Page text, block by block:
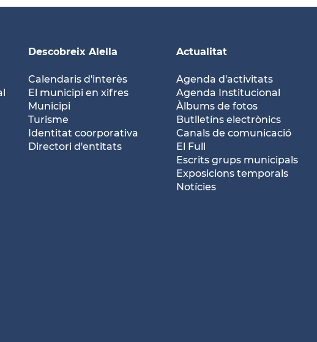
Descobreix Alella
Calendaris d'interès
El municipi en xifres
Municipi
Turisme
Identitat coorporativa
Directori d'entitats
Actualitat
Agenda d'activitats
Agenda Institucional
Àlbums de fotos
Butlletíns electrònics
Canals de comunicació
El Full
Escrits grups municipals
Exposicions temporals
Notícies